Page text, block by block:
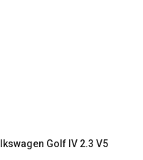
Golf IV 2.3 V5